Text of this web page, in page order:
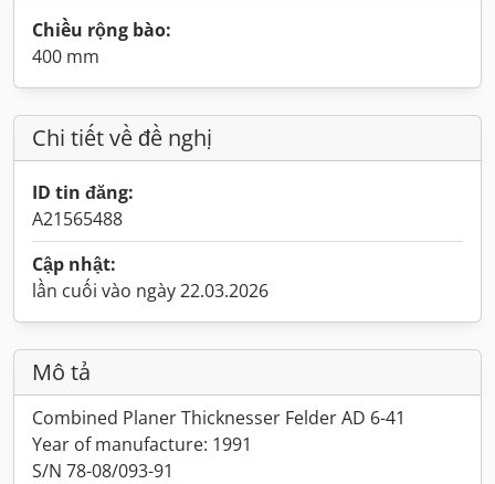
Chiều rộng bào:
400 mm
Chi tiết về đề nghị
ID tin đăng:
A21565488
Cập nhật:
lần cuối vào ngày 22.03.2026
Mô tả
Combined Planer Thicknesser Felder AD 6-41
Year of manufacture: 1991
S/N 78-08/093-91